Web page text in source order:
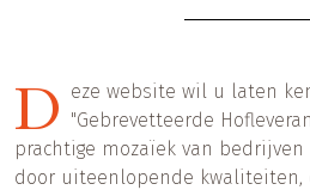
D eze website wil u laten
"Gebrevetteerde
prachtige mozaïek van
door uiteenlopende kwaliteiten,